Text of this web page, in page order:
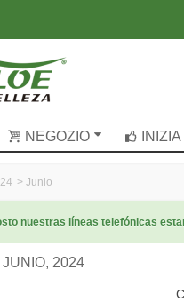
NEGOZIO
> Junio
nuestras líneas telefónicas
2024